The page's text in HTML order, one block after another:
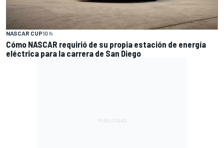
NASCAR CUP10 h
Cómo NASCAR requirió de su propia estación de energía
eléctrica para la carrera de San Diego